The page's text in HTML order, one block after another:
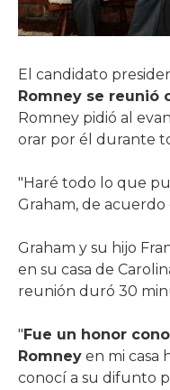
El candidato
Romney se reunió
Romney pidió al
orar por él durante
"Haré todo lo que
Graham, de acuerdo
Graham y su hijo
en su casa de
reunión duró 30
" Fue un honor
Romney en mi casa
conocí a su difunto